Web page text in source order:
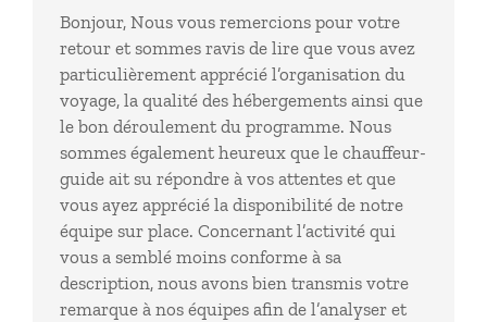
Bonjour, Nous vous remercions pour votre
retour et sommes ravis de lire que vous avez
particulièrement apprécié l’organisation du
voyage, la qualité des hébergements ainsi que
le bon déroulement du programme. Nous
sommes également heureux que le chauffeur-
guide ait su répondre à vos attentes et que
vous ayez apprécié la disponibilité de notre
équipe sur place. Concernant l’activité qui
vous a semblé moins conforme à sa
description, nous avons bien transmis votre
remarque à nos équipes afin de l’analyser et